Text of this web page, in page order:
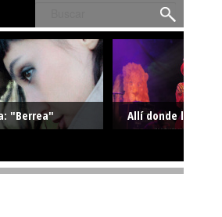
"Berrea" Allí donde la